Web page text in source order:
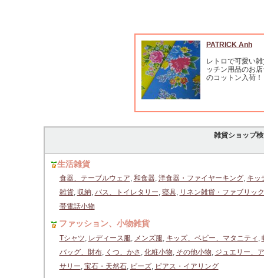
PATRICK Anh
レトロで可愛い
ッチン用品のお
のコットン入荷！
雑貨ショップ
生活雑貨
食器、テーブルウェア, 和食器, 洋食器・ファイヤーキング, キッ
雑貨, 収納, バス、トイレタリー, 寝具, リネン雑貨・ファブリック
帯電話小物
ファッション、小物雑貨
Tシャツ, レディース服, メンズ服, キッズ、ベビー、マタニティ ,
バッグ、財布, くつ、かさ , 化粧小物, その他小物, ジュエリー、
サリー, 宝石・天然石, ビーズ, ピアス・イアリング